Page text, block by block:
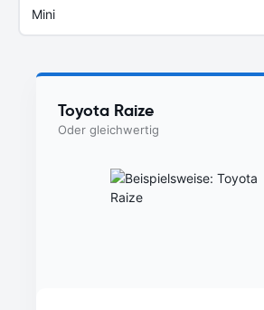
Mini
Toyota Raize
Oder gleichwertig